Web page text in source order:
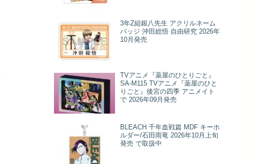
3年Z組銀八先生 アクリルネーム
バッジ 沖田総悟 自由研究 2026年
10月発売
TVアニメ『薬屋のひとりごと』
SA-M115 TVアニメ『薬屋のひと
りごと』後宮の四季 アニメイト
で 2026年09月発売
BLEACH 千年血戦篇 MDF キーホ
ルダー/石田雨竜 2026年10月上旬
発売 で取扱中